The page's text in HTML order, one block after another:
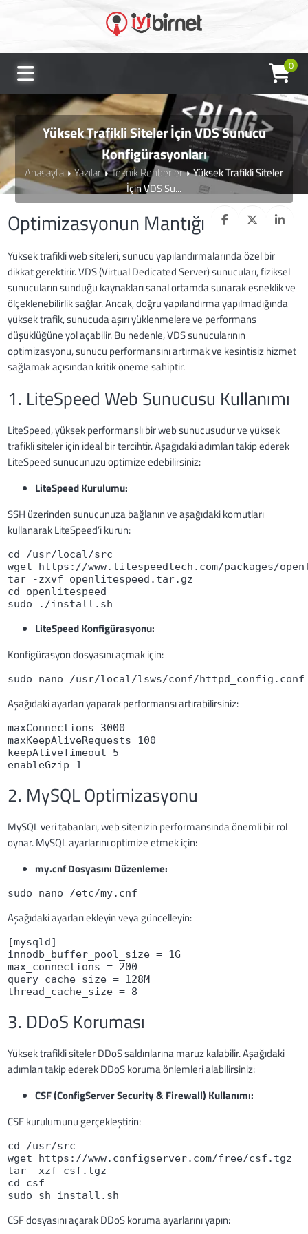
0
Yüksek Trafikli Siteler İçin VDS Sunucu
Konfigürasyonları
Anasayfa Yazılar Teknik Rehberler
Yüksek Trafikli Siteler
İçin VDS Su...
Optimizasyonun Mantığı
Yüksek trafikli web siteleri, sunucu yapılandırmalarında özel bir
dikkat gerektirir. VDS (Virtual Dedicated Server) sunucuları, fiziksel
sunucuların sunduğu kaynakları sanal ortamda sunarak esneklik ve
ölçeklenebilirlik sağlar. Ancak, doğru yapılandırma yapılmadığında
yüksek trafik, sunucuda aşırı yüklenmelere ve performans
düşüklüğüne yol açabilir. Bu nedenle, VDS sunucularının
optimizasyonu, sunucu performansını artırmak ve kesintisiz hizmet
sağlamak açısından kritik öneme sahiptir.
1. LiteSpeed Web Sunucusu Kullanımı
LiteSpeed, yüksek performanslı bir web sunucusudur ve yüksek
trafikli siteler için ideal bir tercihtir. Aşağıdaki adımları takip ederek
LiteSpeed sunucunuzu optimize edebilirsiniz:
LiteSpeed Kurulumu:
SSH üzerinden sunucunuza bağlanın ve aşağıdaki komutları
kullanarak LiteSpeed’i kurun:
cd /usr/local/src
wget https://www.litespeedtech.com/packages/
tar -zxvf openlitespeed.tar.gz
cd openlitespeed
sudo ./install.sh
LiteSpeed Konfigürasyonu:
Konfigürasyon dosyasını açmak için:
sudo nano /usr/local/lsws/conf/httpd_config.conf
Aşağıdaki ayarları yaparak performansı artırabilirsiniz:
maxConnections 3000
maxKeepAliveRequests 100
keepAliveTimeout 5
enableGzip 1
2. MySQL Optimizasyonu
MySQL veri tabanları, web sitenizin performansında önemli bir rol
oynar. MySQL ayarlarını optimize etmek için:
my.cnf Dosyasını Düzenleme:
sudo nano /etc/my.cnf
Aşağıdaki ayarları ekleyin veya güncelleyin:
[mysqld]
innodb_buffer_pool_size = 1G
max_connections = 200
query_cache_size = 128M
thread_cache_size = 8
3. DDoS Koruması
Yüksek trafikli siteler DDoS saldırılarına maruz kalabilir. Aşağıdaki
adımları takip ederek DDoS koruma önlemleri alabilirsiniz:
CSF (ConfigServer Security & Firewall) Kullanımı:
CSF kurulumunu gerçekleştirin:
cd /usr/src
wget https://www.configserver.com/free/csf.tgz
tar -xzf csf.tgz
cd csf
sudo sh install.sh
CSF dosyasını açarak DDoS koruma ayarlarını yapın: